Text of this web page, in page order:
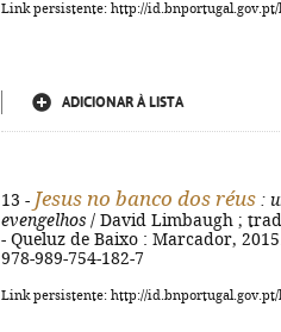
Link persistente: http://
ADICIONAR À LISTA
13 - Jesus no banco dos réus :
evengelhos / David Limbaugh ;
- Queluz de Baixo : Marcador,
978-989-754-182-7
Link persistente: http://